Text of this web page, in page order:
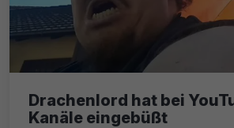
Drachenlord hat bei
Kanäle eingebüßt